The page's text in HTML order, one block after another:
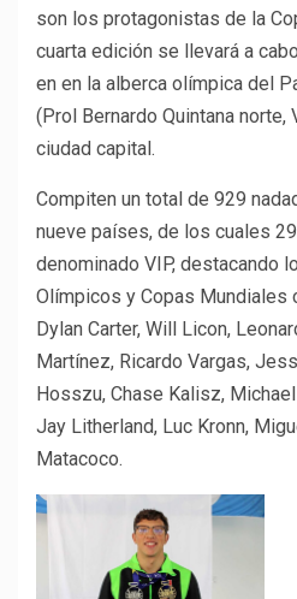
son los protagonistas de la
cuarta edición se llevará a
en en la alberca olímpica del
(Prol Bernardo Quintana
ciudad capital.
Compiten un total de 929
nueve países, de los cuales
denominado VIP, destacando
Olímpicos y Copas Mundiales
Dylan Carter, Will Licon,
Martínez, Ricardo Vargas,
Hosszu, Chase Kalisz,
Jay Litherland, Luc Kronn,
Matacoco.